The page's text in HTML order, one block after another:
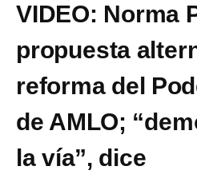
VIDEO: Norma
propuesta
reforma del
de AMLO;
la vía”, dice